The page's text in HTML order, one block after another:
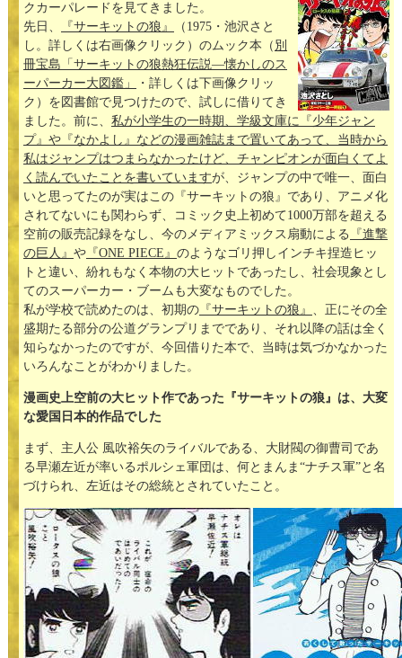
クカーパレードを見てきました。
先日、
『サーキットの狼』
（1975・池沢さと
し。詳しくは右画像クリック）のムック本（ 別
冊宝島「サーキットの狼熱狂伝説―懐かしのス
ーパーカー大図鑑」
・詳しくは下画像クリッ
ク）を図書館で見つけたので、試しに借りてき
ました。前に、 私が小学生の一時期、学級文庫に『少年ジャン
プ』や『なかよし』などの漫画雑誌まで置いてあって、当時から
私はジャンプはつまらなかったけど、チャンピオンが面白くてよ
く読んでいたことを書いていますが、ジャンプの中で唯一、面白
いと思ってたのが実はこの『サーキットの狼』であり、アニメ化
されてないにも関わらず、コミック史上初めて1000万部を超える
空前の販売記録をなし、今のメディアミックス扇動による
『進撃
の巨人』 や 『ONE PIECE』 のようなゴリ押しインチキ捏造ヒッ
トと違い、紛れもなく本物の大ヒットであったし、社会現象とし
てのスーパーカー・ブームも大変なものでした。
私が学校で読めたのは、初期の 『サーキットの狼』 、正にその全
盛期たる部分の公道グランプリまでであり、それ以降の話は全く
知らなかったのですが、今回借りた本で、当時は気づかなかった
いろんなことがわかりました。
漫画史上空前の大ヒット作であった『サーキットの狼』は、大変
な愛国日本的作品でした
まず、主人公 風吹裕矢のライバルである、大財閥の御曹司であ
る早瀬左近が率いるポルシェ軍団は、何とまんま“ナチス軍”と名
づけられ、左近はその総統とされていたこと。